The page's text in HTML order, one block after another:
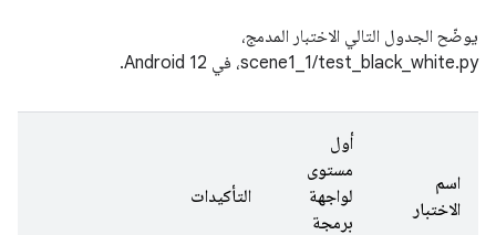
يوضّح الجدول التالي الاختبار المدمج،
scene1_1/test_black_white.py، في Android 12.
اسم
الاختبار
أول
مستوى
لواجهة
برمجة
التأكيدات